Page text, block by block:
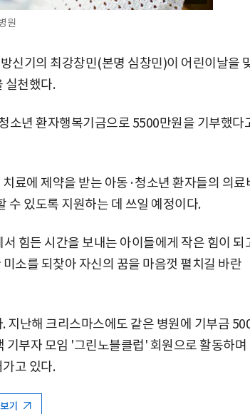
원
신기의 최강창민(본명 심창민)이 어린이날을
실천했다.
소년 환자행복기금으로 5500만원을 기부했다
료에 제약을 받는 아동·청소년 환자들의 의료
수 있도록 지원하는 데 쓰일 예정이다.
힘든 시간을 보내는 아이들에게 작은 힘이 되
소를 되찾아 자신의 꿈을 마음껏 펼치길 바란
지난해 크리스마스에도 같은 병원에 기부금
부자 모임 '그린노블클럽' 회원으로 활동하며
고 있다.
기